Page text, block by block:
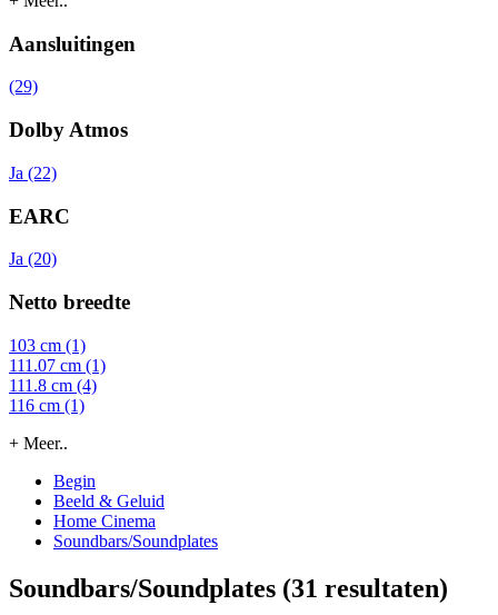
Aansluitingen
(29)
Dolby Atmos
Ja (22)
EARC
Ja (20)
Netto breedte
103 cm (1)
111.07 cm (1)
111.8 cm (4)
116 cm (1)
+ Meer..
Begin
Beeld & Geluid
Home Cinema
Soundbars/Soundplates
Soundbars/Soundplates (31 resultaten)